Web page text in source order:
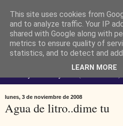
Ferendus K.
personal
lunes, 3 de noviembre de 2008
Agua de litro..dime tu
This site uses cookies from
and to analyze traffic. Your IP
shared with Google along with
metrics to ensure quality of
statistics, and to detect and
LEARN MORE